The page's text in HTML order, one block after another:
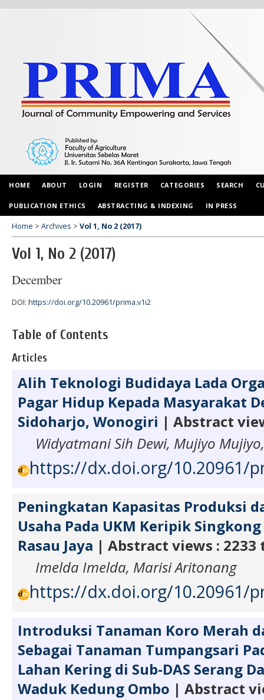
HOME ABOUT LOGIN REGISTER CATEGORIES SEARCH
PUBLICATION ETHICS ABSTRACTING & INDEXING IN PRESS
Home > Archives > Vol 1, No 2 (2017)
Vol 1, No 2 (2017)
December
DOI: https://doi.org/10.20961/prima.v1i2
Table of Contents
Articles
Alih Teknologi Budidaya Lada
Pagar Hidup Kepada Masyarakat
Sidoharjo, Wonogiri | Abstract
Widyatmani Sih Dewi, Mujiyo
https://dx.doi.org/10.20961/
Peningkatan Kapasitas Produksi
Usaha Pada UKM Keripik
Rasau Jaya | Abstract views : 2233
Imelda Imelda, Marisi Aritonang
https://dx.doi.org/10.20961/
Introduksi Tanaman Koro Merah
Sebagai Tanaman Tumpangsari
Lahan Kering di Sub-DAS Serang
Waduk Kedung Ombo | Abstract